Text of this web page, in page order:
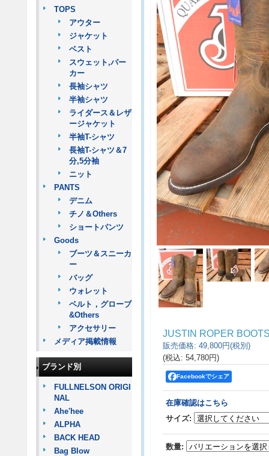
TOPS
アウター
ジャケット
ベスト
スウェット,パー
カー
長袖シャツ
半袖シャツ
ライダース＆レザ
ージャケット
半袖T-シャツ
長袖T-シャツ＆7
分,5分袖
ニット
PANTS
デニム
チノ＆Others
ショートパンツ
Goods
ブーツ＆スニーカ
ー
バッグ
ウォレット
ベルト，グローブ
&Others
アクセサリー
メディア掲載情報
ブランド別
FULLNELSON ORIGI
NAL
Ahe'hee
ALPHA
BACK HEAD
Bag Blow
JUSTIN ROPER
販売価格: 49,800円(税別)
(税込: 54,780円)
Facebookでシェア
在庫確認はこちら
サイズ:
数量: